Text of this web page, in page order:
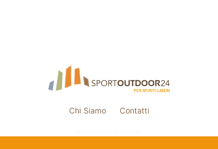
Chi Siamo Contatti